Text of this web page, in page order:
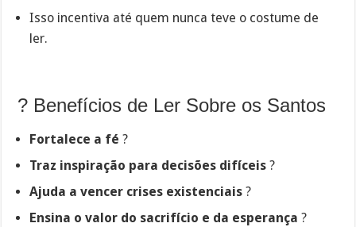
Isso incentiva até quem nunca teve o costume de
ler.
? Benefícios de Ler Sobre os Santos
Fortalece a fé ?️
Traz inspiração para decisões difíceis ?
Ajuda a vencer crises existenciais ?️
Ensina o valor do sacrifício e da esperança ?